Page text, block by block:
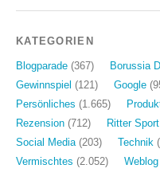
KATEGORIEN
Blogparade (367) Borussia
Gewinnspiel (121) Google
Persönliches (1.665)
Rezension (712) Ritter Sport
Social Media (203) Technik
Vermischtes (2.052) Weblog